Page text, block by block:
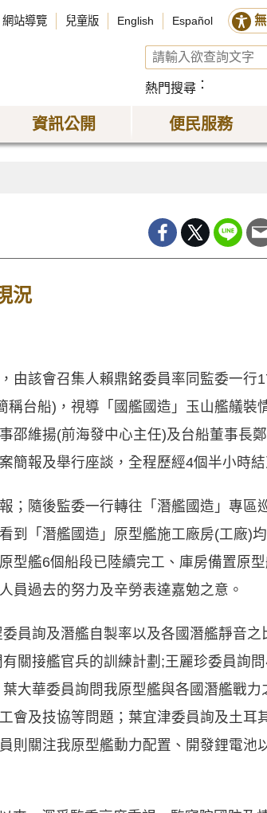
網站導覽 兒童版 English Español
熱門搜尋
資訊公開 便民服務
況
由該會召集人賴鼎銘委員率同監委一行
台船)，視導「國艦國造」玉山艦艤裝
邵維揚(前海發中心主任)及台船董事長
簡報及舉行座談，全程歷經4個半小時結
；隨後監委一行轉往「潛艦國造」專區
到「潛艦國造」原型艦施工廠房(工廠)
型艦6個船段已陸續完工、庫房備置原
員過去的努力及辛勞表達嘉勉之意。
員詢及潛艦自製率以及各國潛艦靜音之
關接艦官兵的訓練計劃;王麗珍委員詢
大華委員詢問我原型艦與各國潛艦戰力
會及技協等問題；葉宜津委員詢及土耳
則關注我原型艦動力配置、開發鋰電池